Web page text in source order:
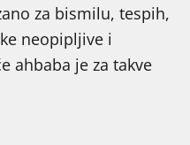
za bismilu, tespih,
neopipljive i
ahbaba je za takve